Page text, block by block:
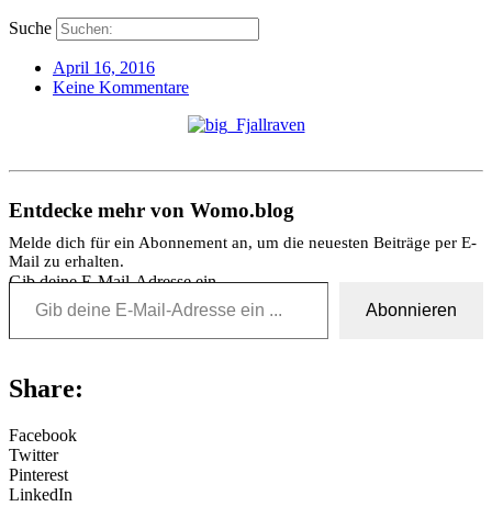
Suche
April 16, 2016
Keine Kommentare
Entdecke mehr von Womo.blog
Melde dich für ein Abonnement an, um die neuesten Beiträge per E-
Mail zu erhalten.
Gib deine E-Mail-Adresse ein ...
Abonnieren
Share:
Facebook
Twitter
Pinterest
LinkedIn